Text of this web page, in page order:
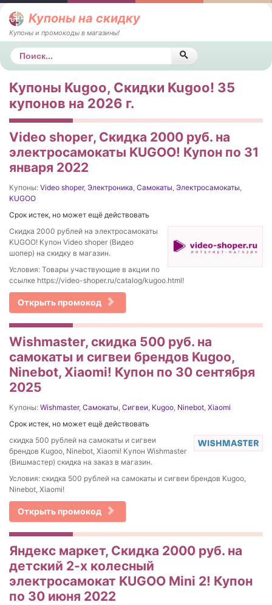
Купоны на скидку
Купоны и промокоды в магазины!
Поиск
Купоны Kugoo, Скидки Kugoo! 35
купонов на 2026 г.
Video shoper, Скидка 2000 руб. на
электросамокаты KUGOO! Купон по 31
января 2022
Купоны: Video shoper, Электроника, Самокаты, Электросамокаты,
KUGOO
Срок истек, но может ещё действовать
Скидка 2000 рублей на электросамокаты
KUGOO! Купон Video shoper (Видео
шопер) на скидку в магазин.
Условия: Товары участвующие в акции по
ссылке https://video-shoper.ru/catalog/kugoo.html!
Открыть промокод
Wishmaster, скидка 500 руб. на
самокаты и сигвеи брендов Kugoo,
Ninebot, Xiaomi! Купон по 30 сентября
2025
Купоны: Wishmaster, Самокаты, Сигвеи, Kugoo, Ninebot, Xiaomi
Срок истек, но может ещё действовать
скидка 500 рублей на самокаты и сигвеи
брендов Kugoo, Ninebot, Xiaomi! Купон Wishmaster
(Вишмастер) скидка на заказ в магазин.
Условия: скидка 500 рублей на самокаты и сигвеи брендов Kugoo,
Ninebot, Xiaomi!
Открыть промокод
Яндекс маркет, Скидка 2000 руб. на
детский 2-х колесный
электросамокат KUGOO Mini 2! Купон
по 30 июня 2022